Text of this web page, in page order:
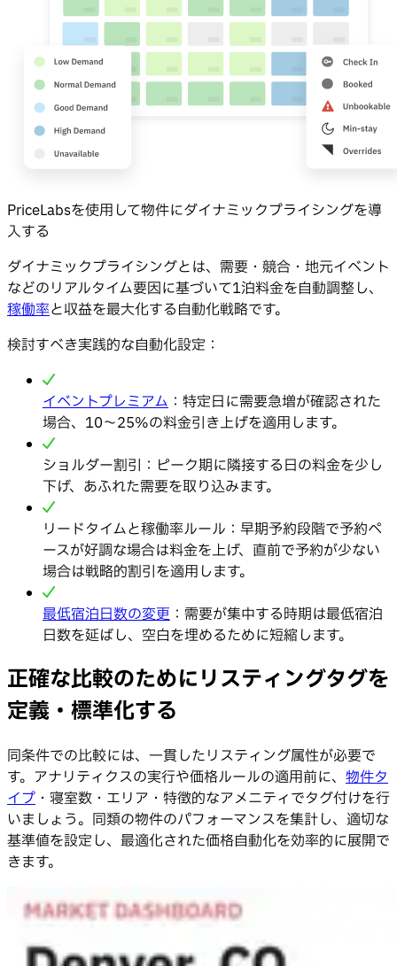
PriceLabsを使用して物件にダイナミックプライシングを導
入する
ダイナミックプライシングとは、需要・競合・地元イベント
などのリアルタイム要因に基づいて1泊料金を自動調整し、
稼働率と収益を最大化する自動化戦略です。
検討すべき実践的な自動化設定：
イベントプレミアム ：特定日に需要急増が確認された
場合、10〜25%の料金引き上げを適用します。
ショルダー割引：ピーク期に隣接する日の料金を少し
下げ、あふれた需要を取り込みます。
リードタイムと稼働率ルール：早期予約段階で予約ペ
ースが好調な場合は料金を上げ、直前で予約が少ない
場合は戦略的割引を適用します。
最低宿泊日数の変更 ：需要が集中する時期は最低宿泊
日数を延ばし、空白を埋めるために短縮します。
正確な比較のためにリスティングタグを
定義・標準化する
同条件での比較には、一貫したリスティング属性が必要で
す。アナリティクスの実行や価格ルールの適用前に、 物件タ
イプ ・寝室数・エリア・特徴的なアメニティでタグ付けを行
いましょう。同類の物件のパフォーマンスを集計し、適切な
基準値を設定し、最適化された価格自動化を効率的に展開で
きます。